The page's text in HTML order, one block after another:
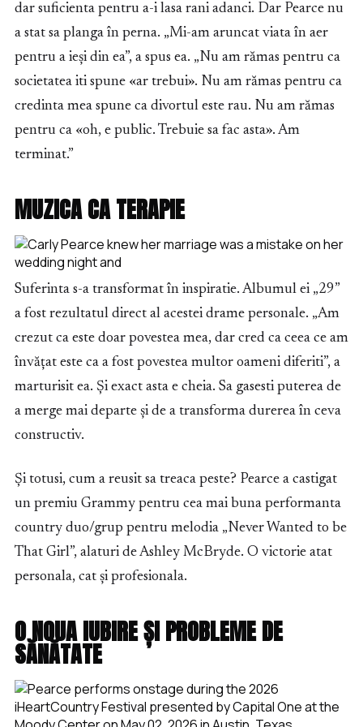
dar suficienta pentru a-i lasa rani adanci. Dar Pearce nu
a stat sa planga în perna. „Mi-am aruncat viata în aer
pentru a ieși din ea”, a spus ea. „Nu am rămas pentru ca
societatea iti spune «ar trebui». Nu am rămas pentru ca
credinta mea spune ca divortul este rau. Nu am rămas
pentru ca «oh, e public. Trebuie sa fac asta». Am
terminat.”
MUZICA CA TERAPIE
Suferinta s-a transformat în inspiratie. Albumul ei „29”
a fost rezultatul direct al acestei drame personale. „Am
crezut ca este doar povestea mea, dar cred ca ceea ce am
învățat este ca a fost povestea multor oameni diferiti”, a
marturisit ea. Și exact asta e cheia. Sa gasesti puterea de
a merge mai departe și de a transforma durerea în ceva
constructiv.
Și totusi, cum a reusit sa treaca peste? Pearce a castigat
un premiu Grammy pentru cea mai buna performanta
country duo/grup pentru melodia „Never Wanted to be
That Girl”, alaturi de Ashley McBryde. O victorie atat
personala, cat și profesionala.
O NOUA IUBIRE ȘI PROBLEME DE
SĂNĂTATE